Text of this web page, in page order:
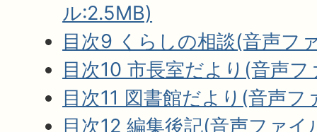
ル:2.5MB)
目次9 くらしの相談(音声フ
目次10 市長室だより(音声
目次11 図書館だより(音声
目次12 編集後記(音声ファ